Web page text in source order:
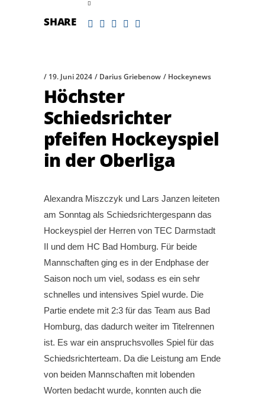
SHARE
19. Juni 2024 Darius Griebenow Hockeynews
Höchster
Schiedsrichter
pfeifen Hockeyspiel
in der Oberliga
Alexandra Miszczyk und Lars Janzen leiteten
am Sonntag als Schiedsrichtergespann das
Hockeyspiel der Herren von TEC Darmstadt
II und dem HC Bad Homburg. Für beide
Mannschaften ging es in der Endphase der
Saison noch um viel, sodass es ein sehr
schnelles und intensives Spiel wurde. Die
Partie endete mit 2:3 für das Team aus Bad
Homburg, das dadurch weiter im Titelrennen
ist. Es war ein anspruchsvolles Spiel für das
Schiedsrichterteam. Da die Leistung am Ende
von beiden Mannschaften mit lobenden
Worten bedacht wurde, konnten auch die